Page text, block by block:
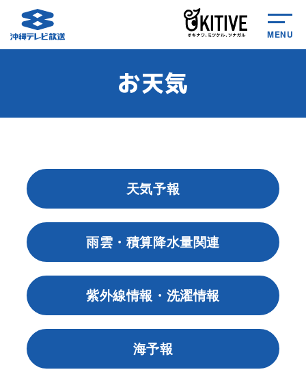
MENU
お天気
天気予報
雨雲・積算降水量関連
紫外線情報・洗濯情報
海予報